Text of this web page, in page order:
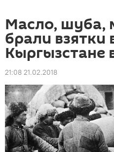
Масло, шуба,
брали взятки
Кыргызстане
21:08 21.02.2018